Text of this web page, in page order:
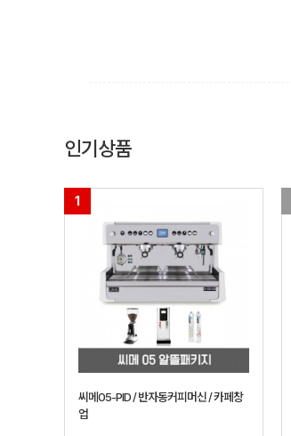
인기상품
1
씨메05-PID / 반자동커피머신 / 카페창
업